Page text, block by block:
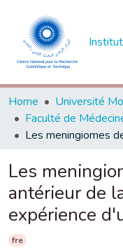
Home
Les
antérieur de
expérience
fre